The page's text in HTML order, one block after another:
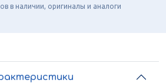
в наличии, оригиналы и аналоги